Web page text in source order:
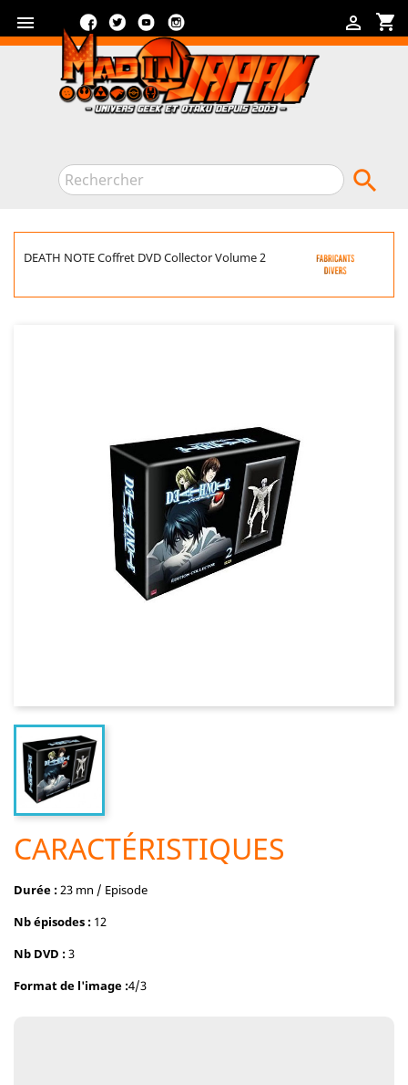
 shopping_cart

FacebookTwitterYouTube

DEATH NOTE Coffret DVD Collector Volume 2
CARACTÉRISTIQUES
Durée :23 mn / Episode
Nb épisodes : 12
Nb DVD :3
Format de l'image :4/3